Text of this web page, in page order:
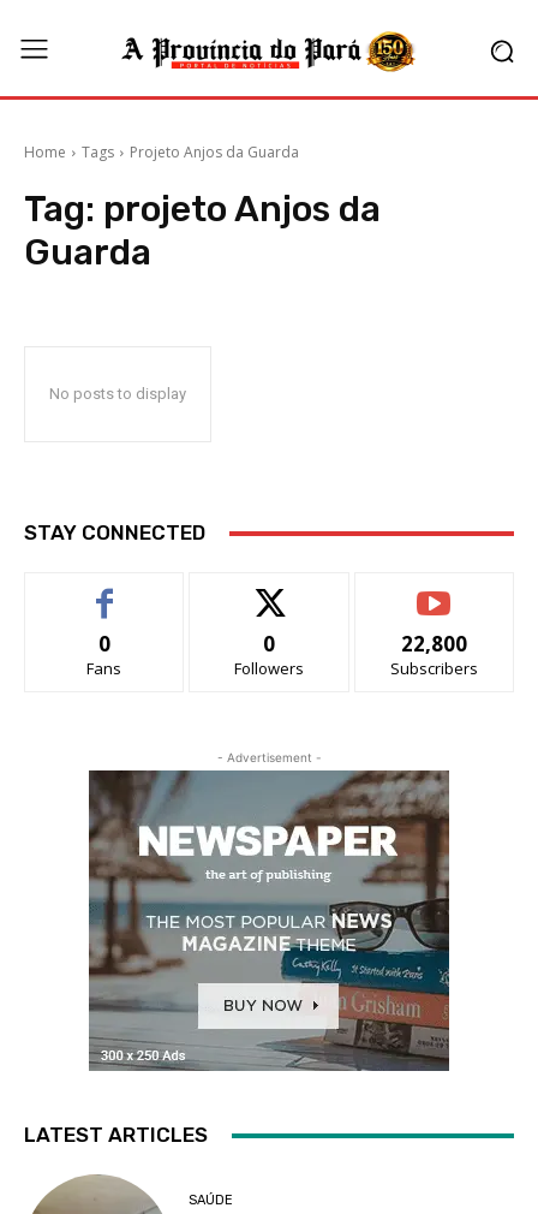
Home Tags Projeto Anjos da Guarda
Tag: projeto Anjos da
Guarda
No posts to display
STAY CONNECTED
0
Fans
0
Followers
22,800
Subscribers
- Advertisement -
LATEST ARTICLES
SAÚDE